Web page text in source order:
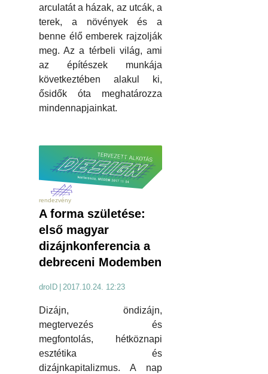
arculatát a házak, az utcák, a
terek, a növények és a
benne élő emberek rajzolják
meg. Az a térbeli világ, ami
az építészek munkája
következtében alakul ki,
ősidők óta meghatározza
mindennapjainkat.
rendezvény
A forma születése:
első magyar
dizájnkonferencia a
debreceni Modemben
droID 2017.10.24. 12:23
Dizájn, öndizájn,
megtervezés és
megfontolás, hétköznapi
esztétika és
dizájnkapitalizmus. A nap